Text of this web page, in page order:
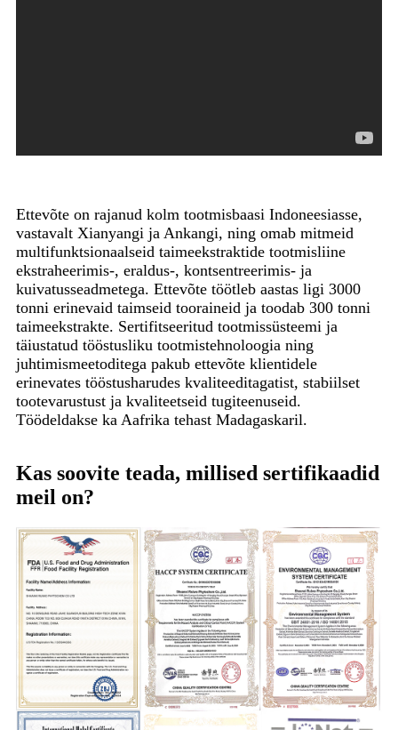
Ettevõte on rajanud kolm tootmisbaasi Indoneesiasse,
vastavalt Xianyangi ja Ankangi, ning omab mitmeid
multifunktsionaalseid taimeekstraktide tootmisliine
ekstraheerimis-, eraldus-, kontsentreerimis- ja
kuivatusseadmetega. Ettevõte töötleb aastas ligi 3000
tonni erinevaid taimseid tooraineid ja toodab 300 tonni
taimeekstrakte. Sertifitseeritud tootmissüsteemi ja
täiustatud tööstusliku tootmistehnoloogia ning
juhtimismeetoditega pakub ettevõte klientidele
erinevates tööstusharudes kvaliteeditagatist, stabiilset
tootevarustust ja kvaliteetseid tugiteenuseid.
Töödeldakse ka Aafrika tehast Madagaskaril.
Kas soovite teada, millised sertifikaadid
meil on?